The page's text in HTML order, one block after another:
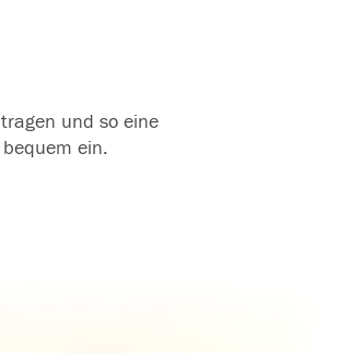
und so eine
ein.